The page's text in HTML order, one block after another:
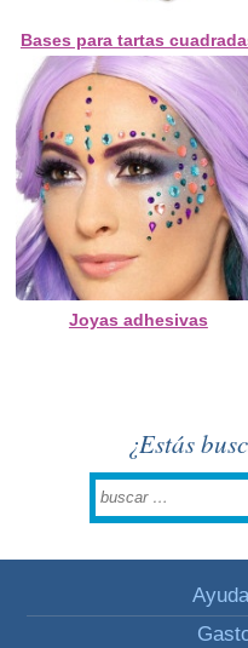
Bases para tartas
Joyas adhesivas
¿Estás